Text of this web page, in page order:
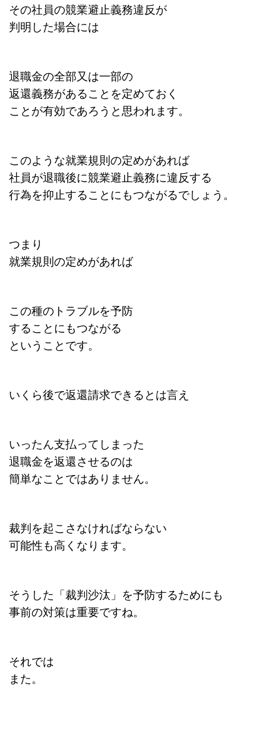
その社員の競業避止義務違反が
判明した場合には
退職金の全部又は一部の
返還義務があることを定めておく
ことが有効であろうと思われます。
このような就業規則の定めがあれば
社員が退職後に競業避止義務に違反する
行為を抑止することにもつながるでしょう。
つまり
就業規則の定めがあれば
この種のトラブルを予防
することにもつながる
ということです。
いくら後で返還請求できるとは言え
いったん支払ってしまった
退職金を返還させるのは
簡単なことではありません。
裁判を起こさなければならない
可能性も高くなります。
そうした「裁判沙汰」を予防するためにも
事前の対策は重要ですね。
それでは
また。